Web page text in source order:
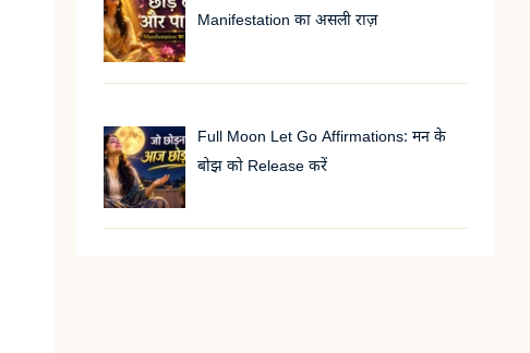
Manifestation का असली राज़
Full Moon Let Go Affirmations: मन के
बोझ को Release करें